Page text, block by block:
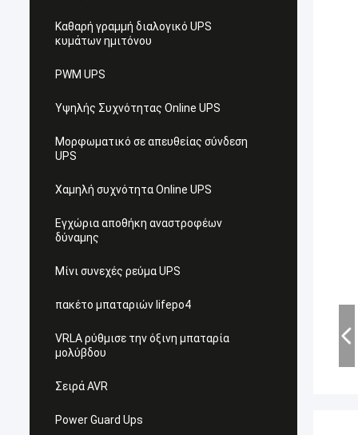
Καθαρή γραμμή διαλογικό UPS
κυμάτων ημιτόνου
PWM UPS
Υψηλής Συχνότητας Online UPS
Μορφωματικό σε απευθείας σύνδεση
UPS
Χαμηλή συχνότητα Online UPS
Εγχώρια αποθήκη αναστροφέων
δύναμης
Μίνι συνεχές ρεύμα UPS
πακέτο μπαταριών lifepo4
VRLA ρύθμισε την όξινη μπαταρία
μολύβδου
Σειρά AVR
Power Guard Ups